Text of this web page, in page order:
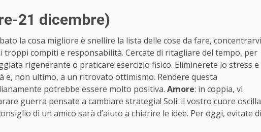
21 dicembre)
la cosa migliore è snellire la lista delle cose da fare, concentrarvi
compiti e responsabilità. Cercate di ritagliare del tempo, per
rigenerante o praticare esercizio fisico. Eliminerete lo stress e
e, non ultimo, a un ritrovato ottimismo. Rendere questa
potrebbe essere molto positiva. Amore: in coppia, vi
guerra pensate a cambiare strategia! Soli: il vostro cuore oscilla
di un amico sarà d’aiuto a chiarire le idee. Per oggi, evitate di